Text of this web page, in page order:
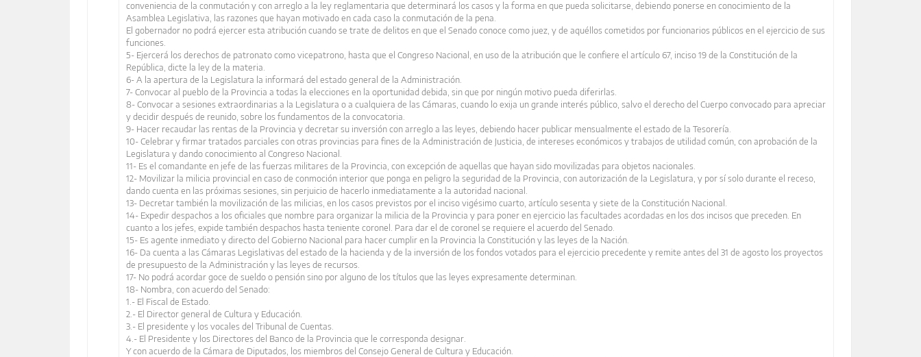
conveniencia de la conmutación y con arreglo a la ley reglamentaria que determinará los casos y la forma en que pueda solicitarse, debiendo ponerse en conocimiento de la
Asamblea Legislativa, las razones que hayan motivado en cada caso la conmutación de la pena.
El gobernador no podrá ejercer esta atribución cuando se trate de delitos en que el Senado conoce como juez, y de aquéllos cometidos por funcionarios públicos en el ejercicio de sus
funciones.
5- Ejercerá los derechos de patronato como vicepatrono, hasta que el Congreso Nacional, en uso de la atribución que le confiere el artículo 67, inciso 19 de la Constitución de la
República, dicte la ley de la materia.
6- A la apertura de la Legislatura la informará del estado general de la Administración.
7- Convocar al pueblo de la Provincia a todas la elecciones en la oportunidad debida, sin que por ningún motivo pueda diferirlas.
8- Convocar a sesiones extraordinarias a la Legislatura o a cualquiera de las Cámaras, cuando lo exija un grande interés público, salvo el derecho del Cuerpo convocado para apreciar
y decidir después de reunido, sobre los fundamentos de la convocatoria.
9- Hacer recaudar las rentas de la Provincia y decretar su inversión con arreglo a las leyes, debiendo hacer publicar mensualmente el estado de la Tesorería.
10- Celebrar y firmar tratados parciales con otras provincias para fines de la Administración de Justicia, de intereses económicos y trabajos de utilidad común, con aprobación de la
Legislatura y dando conocimiento al Congreso Nacional.
11- Es el comandante en jefe de las fuerzas militares de la Provincia, con excepción de aquellas que hayan sido movilizadas para objetos nacionales.
12- Movilizar la milicia provincial en caso de conmoción interior que ponga en peligro la seguridad de la Provincia, con autorización de la Legislatura, y por sí solo durante el receso,
dando cuenta en las próximas sesiones, sin perjuicio de hacerlo inmediatamente a la autoridad nacional.
13- Decretar también la movilización de las milicias, en los casos previstos por el inciso vigésimo cuarto, artículo sesenta y siete de la Constitución Nacional.
14- Expedir despachos a los oficiales que nombre para organizar la milicia de la Provincia y para poner en ejercicio las facultades acordadas en los dos incisos que preceden. En
cuanto a los jefes, expide también despachos hasta teniente coronel. Para dar el de coronel se requiere el acuerdo del Senado.
15- Es agente inmediato y directo del Gobierno Nacional para hacer cumplir en la Provincia la Constitución y las leyes de la Nación.
16- Da cuenta a las Cámaras Legislativas del estado de la hacienda y de la inversión de los fondos votados para el ejercicio precedente y remite antes del 31 de agosto los proyectos
de presupuesto de la Administración y las leyes de recursos.
17- No podrá acordar goce de sueldo o pensión sino por alguno de los títulos que las leyes expresamente determinan.
18- Nombra, con acuerdo del Senado:
1.- El Fiscal de Estado.
2.- El Director general de Cultura y Educación.
3.- El presidente y los vocales del Tribunal de Cuentas.
4.- El Presidente y los Directores del Banco de la Provincia que le corresponda designar.
Y con acuerdo de la Cámara de Diputados, los miembros del Consejo General de Cultura y Educación.